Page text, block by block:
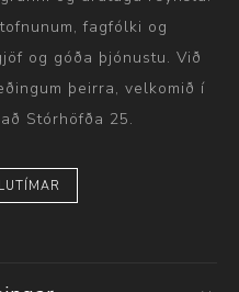
fagfólki og
og góða þjónustu. Við
þeirra, velkomið í
Stórhöfða 25.